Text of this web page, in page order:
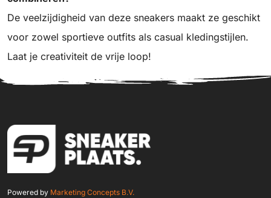
De veelzijdigheid van deze sneakers maakt ze geschikt
voor zowel sportieve outfits als casual kledingstijlen.
Laat je creativiteit de vrije loop!
Powered by Marketing Concepts B.V.